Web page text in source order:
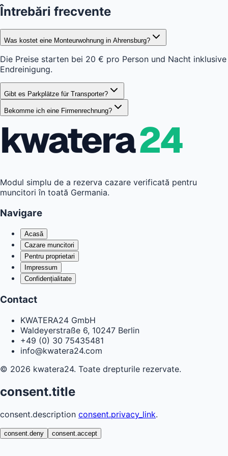
Întrebări frecvente
Was kostet eine Monteurwohnung in Ahrensburg?
Die Preise starten bei 20 € pro Person und Nacht inklusive
Endreinigung.
Gibt es Parkplätze für Transporter?
Bekomme ich eine Firmenrechnung?
kwatera24
Modul simplu de a rezerva cazare verificată pentru
muncitori în toată Germania.
Navigare
Acasă
Cazare muncitori
Pentru proprietari
Impressum
Confidențialitate
Contact
KWATERA24 GmbH
Waldeyerstraße 6, 10247 Berlin
+49 (0) 30 75435481
info@kwatera24.com
© 2026 kwatera24. Toate drepturile rezervate.
consent.title
consent.description consent.privacy_link.
consent.deny consent.accept